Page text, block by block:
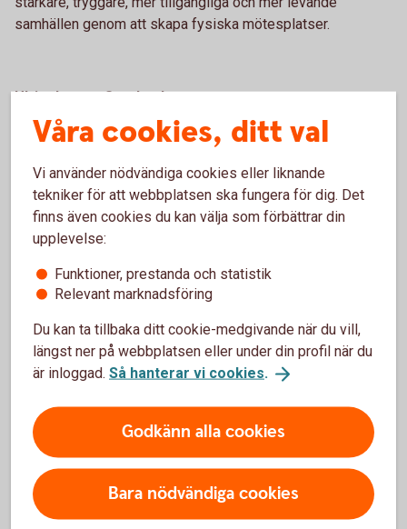
samhällen genom att skapa fysiska mötesplatser.
Ulricehamns Sparbank
Tvärtemot vad många andra banker gör har Ulricehamns
mer tillgängligt för allmänheten. Bankens mötesrum lånas ut
till lokala företagare och föreningar och i de öppna ytorna
bjuds ulricehamnarna in till
skyltfönstren lånas ut till lokala företag.
Vi har haft våra nya lokaler öppna i snart ett år och det har
mottagits väldigt positivt av både kunder och andra
lånades ut till externa besökare över 100 gånger första
halvåret, berättar Jenny Ivarsson, marknadsansvarig på
Ulricehamns Sparbank.
Besökarna är i alla åldrar. Ungdomarna kommer till bankens
Våra cookies, ditt val
Vi använder nödvändiga cookies eller liknande
tekniker för att webbplatsen ska fungera för dig. Det
finns även cookies du kan välja som förbättrar din
upplevelse:
Funktioner, prestanda och statistik
Relevant marknadsföring
Du kan ta tillbaka ditt cookie-medgivande när du vill,
längst ner på webbplatsen eller under din profil när du
är inloggad. Så hanterar vi cookies.
Godkänn alla cookies
Bara nödvändiga cookies